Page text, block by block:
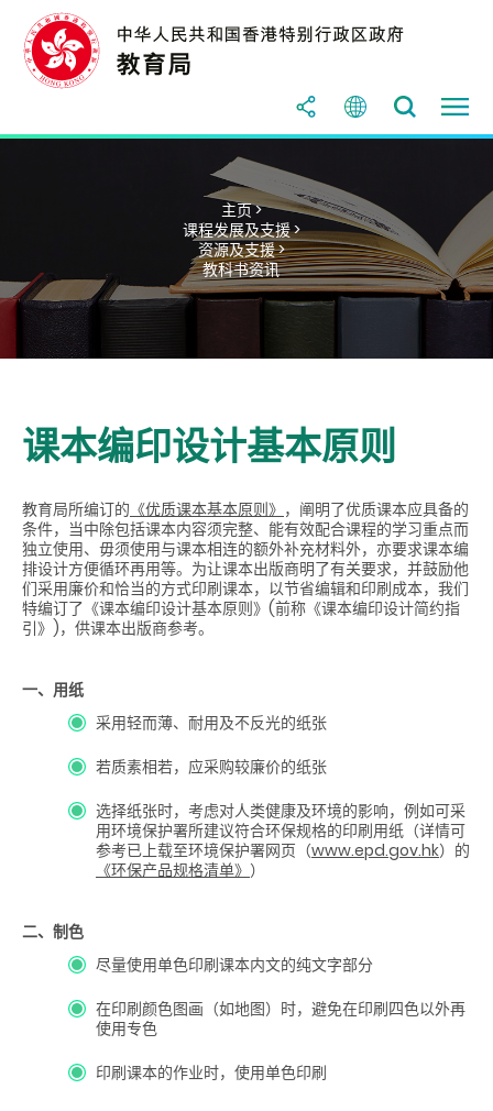
主页 >
课程发展及支援 >
资源及支援 >
教科书资讯
课本编印设计基本原则
教育局所编订的 《优质课本基本原则》 ，阐明了优质课本应具备的
条件，当中除包括课本内容须完整、能有效配合课程的学习重点而
独立使用、毋须使用与课本相连的额外补充材料外，亦要求课本编
排设计方便循环再用等。为让课本出版商明了有关要求，并鼓励他
们采用廉价和恰当的方式印刷课本，以节省编辑和印刷成本，我们
特编订了《课本编印设计基本原则》(前称《课本编印设计简约指
引》)，供课本出版商参考。
一、用纸
采用轻而薄、耐用及不反光的纸张
若质素相若，应采购较廉价的纸张
选择纸张时，考虑对人类健康及环境的影响，例如可采
用环境保护署所建议符合环保规格的印刷用纸（详情可
参考已上载至环境保护署网页（www.epd.gov.hk）的
《环保产品规格清单》 ）
二、制色
尽量使用单色印刷课本内文的纯文字部分
在印刷颜色图画（如地图）时，避免在印刷四色以外再
使用专色
印刷课本的作业时，使用单色印刷